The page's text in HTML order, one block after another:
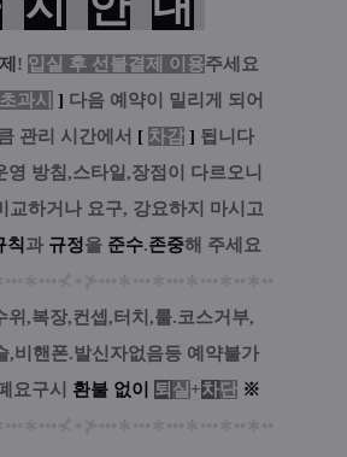
! 입실 후 선불결제 이용주세요
초과시 ] 다음 예약이 밀리게 되어
관리 시간에서 [ 차감 ] 됩니다
영 방침,스타일,장점이 다르오니
교하거나 요구, 강요하지 마시고
칙 과 규정을 준수.존중해 주세요
위,복장,컨셉,터치,룰.코스거부,
,비핸폰.발신자없음등 예약불가
요구시 환불 없이 퇴 실 +차단 ※